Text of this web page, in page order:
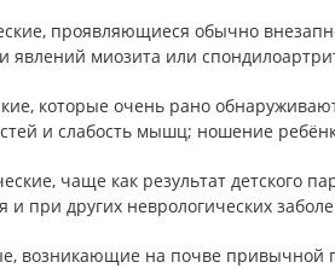
проявляющиеся обычно
явлений миозита или
которые очень рано
и слабость мышц; ношение
чаще как результат детского
и при других неврологических
возникающие на почве привычной